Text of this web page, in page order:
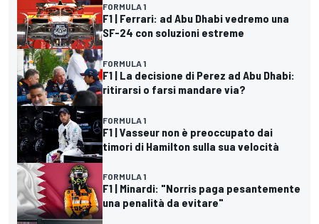
FORMULA 1
F1 | Ferrari: ad Abu Dhabi vedremo una
SF-24 con soluzioni estreme
FORMULA 1
F1 | La decisione di Perez ad Abu Dhabi:
ritirarsi o farsi mandare via?
FORMULA 1
F1 | Vasseur non è preoccupato dai
timori di Hamilton sulla sua velocità
FORMULA 1
F1 | Minardi: "Norris paga pesantemente
una penalità da evitare"